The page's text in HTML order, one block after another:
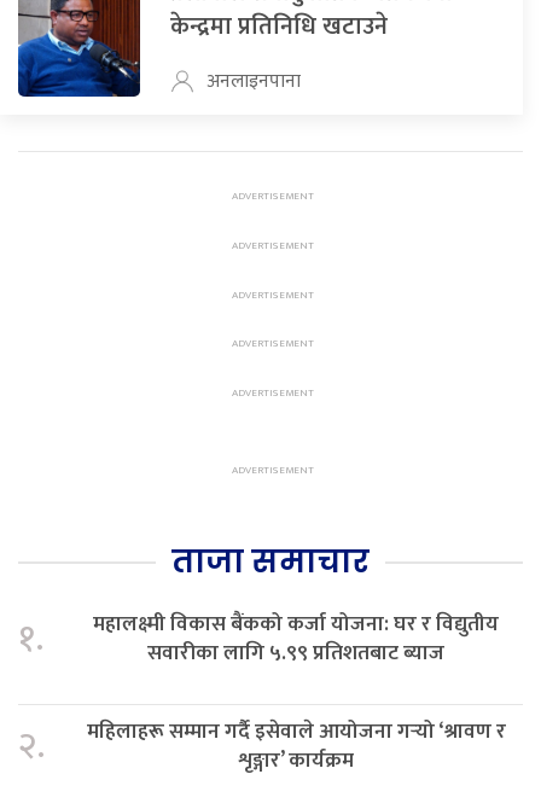
केन्द्रमा प्रतिनिधि खटाउने
अनलाइनपाना
ताजा समाचार
१.
महालक्ष्मी विकास बैंकको कर्जा योजना: घर र विद्युतीय
सवारीका लागि ५.९९ प्रतिशतबाट ब्याज
२.
महिलाहरू सम्मान गर्दै इसेवाले आयोजना गर्‍यो ‘श्रावण र
शृङ्गार’ कार्यक्रम